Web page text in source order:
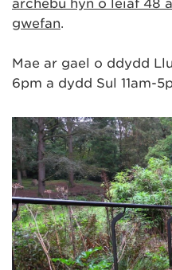
archebu hyn o leiaf 48
gwefan.
Mae ar gael o ddydd
6pm a dydd Sul 11am-